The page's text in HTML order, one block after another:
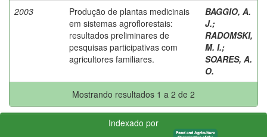
2003
Produção de plantas medicinais
em sistemas agroflorestais:
resultados preliminares de
pesquisas participativas com
agricultores familiares.
BAGGIO, A.
J.;
RADOMSKI,
M. I.;
SOARES, A.
O.
Mostrando resultados 1 a 2 de 2
Indexado por